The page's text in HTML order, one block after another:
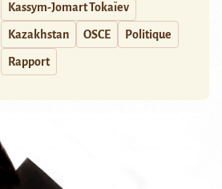
Kassym-Jomart Tokaïev
Kazakhstan OSCE Politique
Rapport